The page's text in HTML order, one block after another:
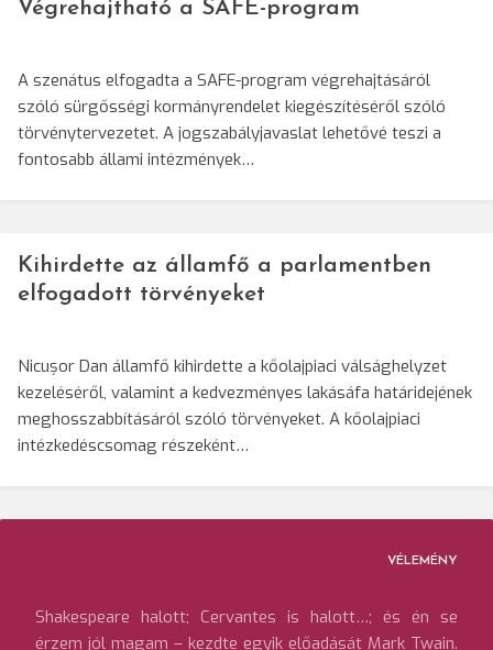
Végrehajtható a SAFE-program
A szenátus elfogadta a SAFE-program végrehajtásáról
szóló sürgősségi kormányrendelet kiegészítéséről szóló
törvénytervezetet. A jogszabályjavaslat lehetővé teszi a
fontosabb állami intézmények…
Kihirdette az államfő a parlamentben
elfogadott törvényeket
Nicușor Dan államfő kihirdette a kőolajpiaci válsághelyzet
kezeléséről, valamint a kedvezményes lakásáfa határidejének
meghosszabbításáról szóló törvényeket. A kőolajpiaci
intézkedéscsomag részeként…
VÉLEMÉNY
Shakespeare halott; Cervantes is halott…; és én se
érzem jól magam – kezdte egyik előadását Mark Twain.